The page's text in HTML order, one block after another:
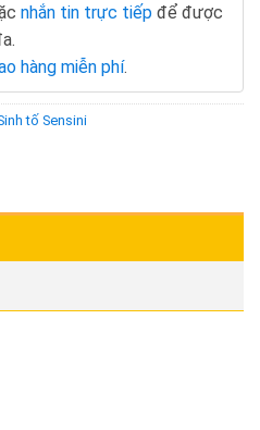
nhắn tin trực tiếp để được
hàng miễn phí.
tố Sensini